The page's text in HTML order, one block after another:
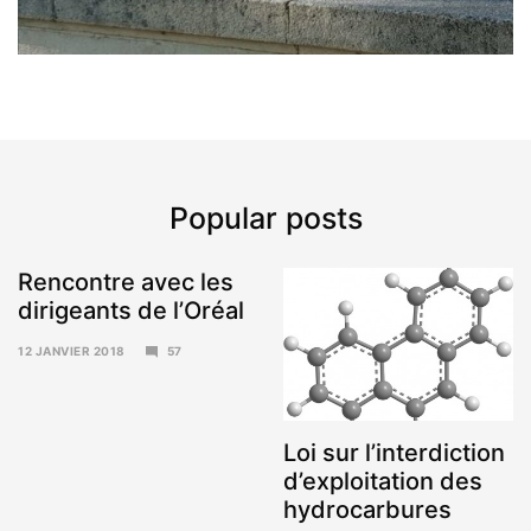
Popular posts
Rencontre avec les
dirigeants de l’Oréal
12 JANVIER 2018
57
Loi sur l’interdiction
d’exploitation des
hydrocarbures